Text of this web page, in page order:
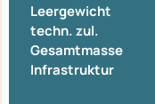
Leergewicht
techn. zul.
Gesamtmasse
Infrastruktur